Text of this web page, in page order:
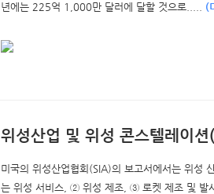
년에는 225억 1,000만 달러에 달할 것으로..... (
위성산업 및 위성 콘스텔레이
미국의 위성산업협회(SIA)의 보고서에서는 위성
는 위성 서비스, ② 위성 제조, ③ 로켓 제조 및 발